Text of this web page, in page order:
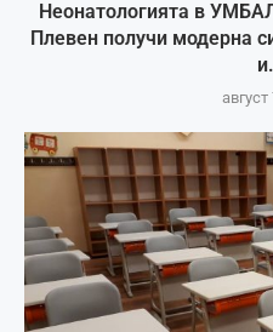
Неонатологията в
Плевен получи модерна